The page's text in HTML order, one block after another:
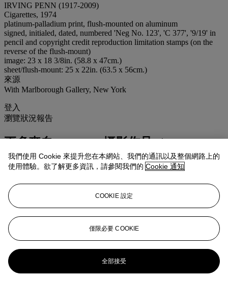
IRVING PENN (1917-2009)
Cigarettes, 1974
platinum-palladium print, flush-mounted on aluminum
signed, initialed, dated, numbered 'Neg No. 123', 'C 377', '9/19' in
pencil and copyright credit reproduction limitation stamps (on the
reverse of the flush-mount)
image: 23 x 18 3/8in. (58.8 x 47cm.)
sheet/flush-mount: 25 x 22in. (63.5 x 56cm.)
來源
With Marlborough Gallery, New York
登入
瀏覽狀況報告
更多來自<strong>攝影作品</strong>
查看全部
我們使用 Cookie 來提升您在本網站、我們的通訊以及整個網路上的
使用體驗。欲了解更多資訊，請參閱我們的 Cookie 通知
COOKIE 設定
僅限必要 COOKIE
全部接受